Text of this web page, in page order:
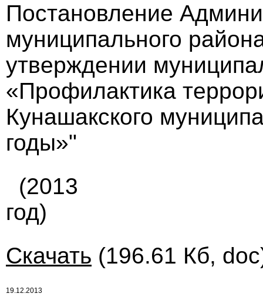
Постановление
муниципального
утверждении
«Профилактика
Кунашакского
годы»"
(2013
год)
Скачать (196.61 Кб,
19.12.2013